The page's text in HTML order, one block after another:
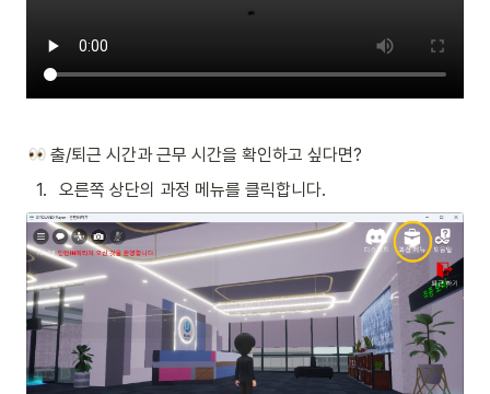
출/퇴근 시간과 근무 시간을 확인하고 싶다면?
1. 오른쪽 상단의 과정 메뉴를 클릭합니다.